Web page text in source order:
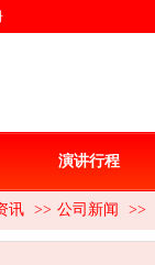
演讲行程
讯 >> 公司新闻 >>